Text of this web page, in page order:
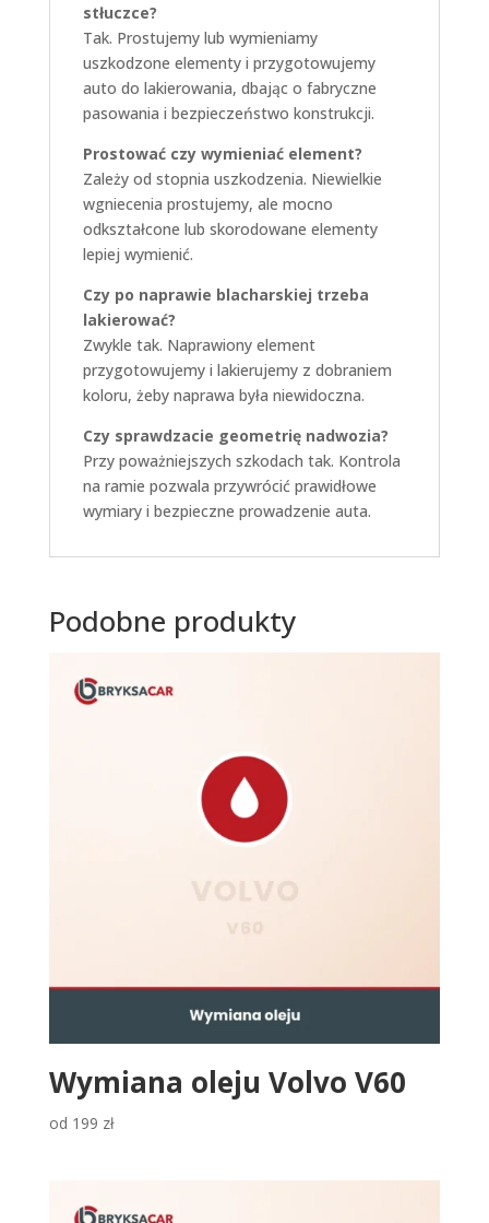
stłuczce?
Tak. Prostujemy lub wymieniamy
uszkodzone elementy i przygotowujemy
auto do lakierowania, dbając o fabryczne
pasowania i bezpieczeństwo konstrukcji.
Prostować czy wymieniać element?
Zależy od stopnia uszkodzenia. Niewielkie
wgniecenia prostujemy, ale mocno
odkształcone lub skorodowane elementy
lepiej wymienić.
Czy po naprawie blacharskiej trzeba
lakierować?
Zwykle tak. Naprawiony element
przygotowujemy i lakierujemy z dobraniem
koloru, żeby naprawa była niewidoczna.
Czy sprawdzacie geometrię nadwozia?
Przy poważniejszych szkodach tak. Kontrola
na ramie pozwala przywrócić prawidłowe
wymiary i bezpieczne prowadzenie auta.
Podobne produkty
Wymiana oleju Volvo V60
od 199 zł